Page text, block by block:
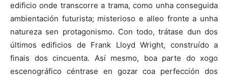
edificio onde transcorre a trama, como unha conseguida
ambientación futurista; misterioso e alleo fronte a unha
natureza sen protagonismo. Con todo, trátase dun dos
últimos edificios de Frank Lloyd Wright, construído a
finais dos cincuenta. Así mesmo, boa parte do xogo
escenográfico céntrase en gozar coa perfección dos